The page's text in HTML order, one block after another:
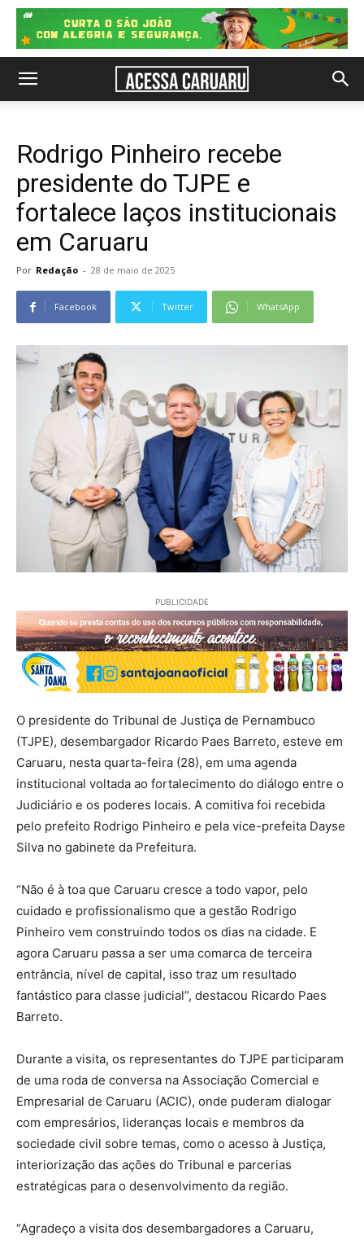
Rodrigo Pinheiro recebe
presidente do TJPE e
fortalece laços institucionais
em Caruaru
Por Redação - 28 de maio de 2025
Facebook Twitter WhatsApp
PUBLICIDADE
O presidente do Tribunal de Justiça de Pernambuco
(TJPE), desembargador Ricardo Paes Barreto, esteve em
Caruaru, nesta quarta-feira (28), em uma agenda
institucional voltada ao fortalecimento do diálogo entre o
Judiciário e os poderes locais. A comitiva foi recebida
pelo prefeito Rodrigo Pinheiro e pela vice-prefeita Dayse
Silva no gabinete da Prefeitura.
“Não é à toa que Caruaru cresce a todo vapor, pelo
cuidado e profissionalismo que a gestão Rodrigo
Pinheiro vem construindo todos os dias na cidade. E
agora Caruaru passa a ser uma comarca de terceira
entrância, nível de capital, isso traz um resultado
fantástico para classe judicial”, destacou Ricardo Paes
Barreto.
Durante a visita, os representantes do TJPE participaram
de uma roda de conversa na Associação Comercial e
Empresarial de Caruaru (ACIC), onde puderam dialogar
com empresários, lideranças locais e membros da
sociedade civil sobre temas, como o acesso à Justiça,
interiorização das ações do Tribunal e parcerias
estratégicas para o desenvolvimento da região.
“Agradeço a visita dos desembargadores a Caruaru,